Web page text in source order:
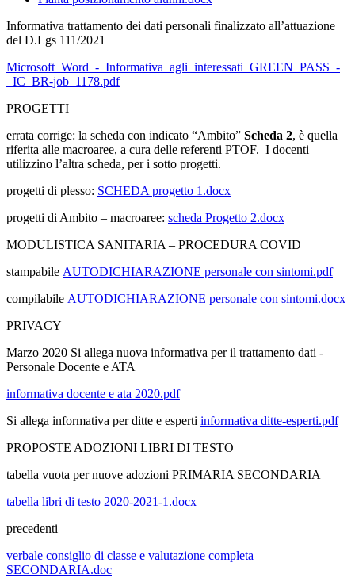
Informativa trattamento dei dati personali finalizzato all’attuazione
del D.Lgs 111/2021
Microsoft_Word_-_Informativa_agli_interessati_GREEN_PASS_-
_IC_BR-job_1178.pdf
PROGETTI
errata corrige: la scheda con indicato “Ambito” Scheda 2, è quella
riferita alle macroaree, a cura delle referenti PTOF. I docenti
utilizzino l’altra scheda, per i sotto progetti.
progetti di plesso: SCHEDA progetto 1.docx
progetti di Ambito – macroaree: scheda Progetto 2.docx
MODULISTICA SANITARIA – PROCEDURA COVID
stampabile AUTODICHIARAZIONE personale con sintomi.pdf
compilabile AUTODICHIARAZIONE personale con sintomi.docx
PRIVACY
Marzo 2020 Si allega nuova informativa per il trattamento dati -
Personale Docente e ATA
informativa docente e ata 2020.pdf
Si allega informativa per ditte e esperti informativa ditte-esperti.pdf
PROPOSTE ADOZIONI LIBRI DI TESTO
tabella vuota per nuove adozioni PRIMARIA SECONDARIA
tabella libri di testo 2020-2021-1.docx
precedenti
verbale consiglio di classe e valutazione completa
SECONDARIA.doc